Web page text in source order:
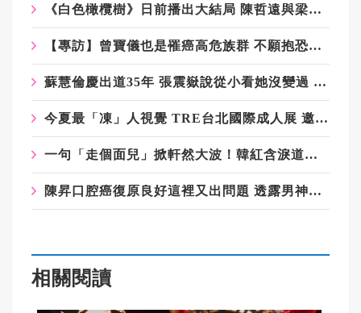
《白色橄欖樹》日前播出大結局 陳哲遠與梁潔戲中又甜又虐看哭全網
【專訪】曾寶儀也是罹癌高危族群 不願抱恐懼過下半生
蘇慧倫慶出道35年 張震嶽說從小看她沒變過 幫老婆討教凍齡秘方
今夏最「凍」人視覺 TRE台北國際成人展 邀粉絲親密互動
一句「走個面兒」掀軒然大波！韓紅含淚道歉稱退出公益 基金會回應：仍在第一線義診
陳昇口腔癌復原良好這裡又出問題 透露男神金城武出沒地
相關閱讀